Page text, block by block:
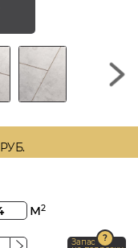
РУБ.
м2
Запас